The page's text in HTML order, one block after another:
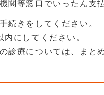
関等窓口でいったん支
続きをしてください。
にしてください。
診療については、まと